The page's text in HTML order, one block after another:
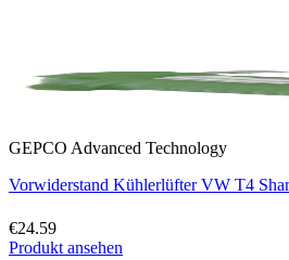
GEPCO Advanced Technology
Vorwiderstand Kühlerlüfter VW T4
€24.59
Produkt ansehen